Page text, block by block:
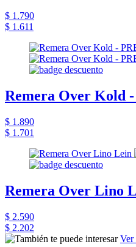
$ 1.790
$ 1.611
Remera Over Kold
$ 1.890
$ 1.701
Remera Over Lino
$ 2.590
$ 2.202
Ver